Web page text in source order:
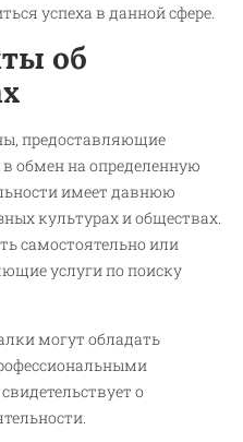
успеха в данной сфере.
об
предоставляющие
обмен на определенную
имеет давнюю
культурах и обществах.
самостоятельно или
услуги по поиску
могут обладать
о